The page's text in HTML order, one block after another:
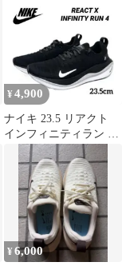
¥ 4,900
ナイキ 23.5 リアクト
インフィニティラン ラ
ンニング シューズ 靴
黒 白
¥6,000